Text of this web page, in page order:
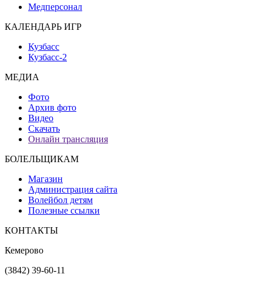
Медперсонал
КАЛЕНДАРЬ ИГР
Кузбасс
Кузбасс-2
МЕДИА
Фото
Архив фото
Видео
Скачать
Онлайн трансляция
БОЛЕЛЬЩИКАМ
Магазин
Администрация сайта
Волейбол детям
Полезные ссылки
КОНТАКТЫ
Кемерово
(3842) 39-60-11